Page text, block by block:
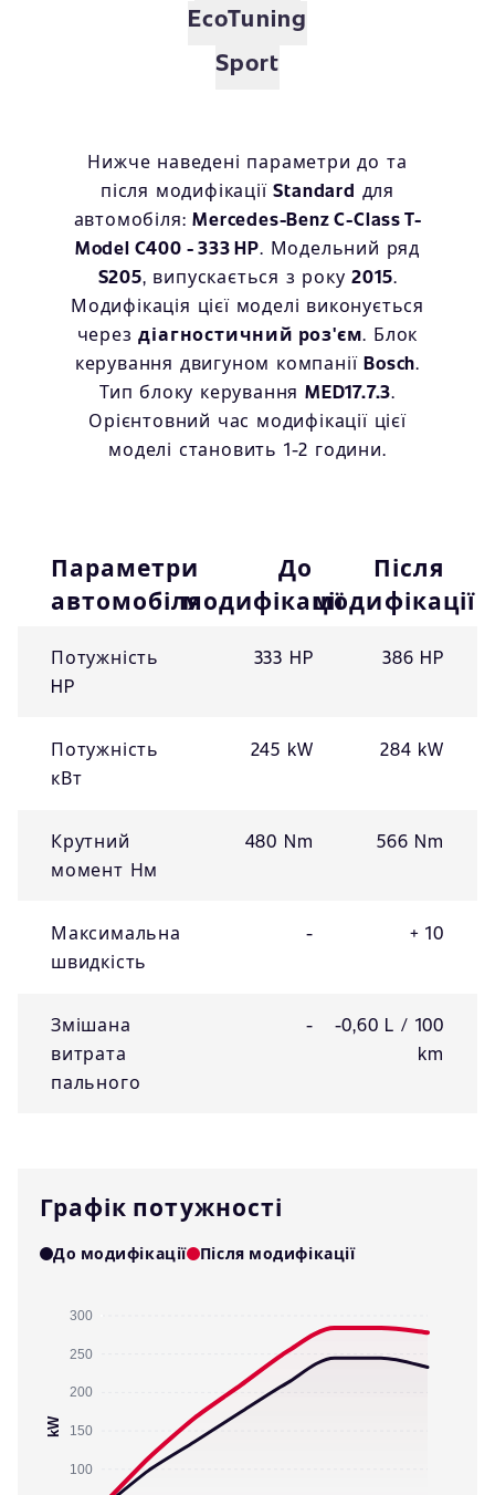
EcoTuning
Sport
Нижче наведені параметри до та
після модифікаціїStandard для
автомобіля:Mercedes-Benz C-Class T-
Model C400 - 333 HP. Модельний ряд
S205, випускається з року2015.
Модифікація цієї моделі виконується
черездіагностичний роз'єм. Блок
керування двигуном компаніїBosch.
Тип блоку керування MED17.7.3.
Орієнтовний час модифікації цієї
моделі становить 1-2 години.
Параметри
автомобіля
До
модифікації
Після
модифікації
Потужність
HP
333 HP 386 HP
Потужність
кВт
245 kW 284 kW
Крутний
момент Нм
480 Nm 566 Nm
Максимальна
швидкість
- + 10
Змішана
витрата
пального
-
-0,60 L / 100
km
Графік потужності
До модифікації Після модифікації
300
250
200
150
100
kW